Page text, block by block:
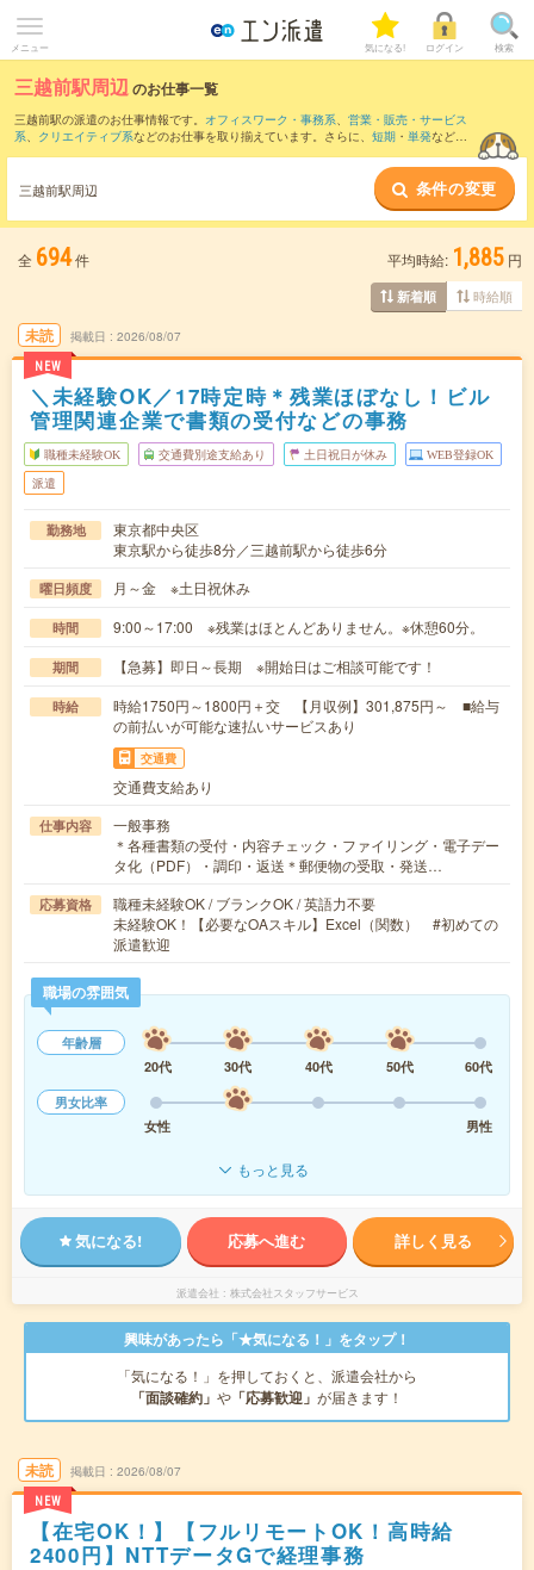
メニュー 気になる! ログイン 検索
三越前駅周辺のお仕事一覧
三越前駅の派遣のお仕事情報です。 オフィスワーク・事務系、 営業・販売・サービス
系、 クリエイティブ系などのお仕事を取り揃えています。さらに、 短期 ・ 単発などの
また、東京駅・
など近隣駅のお仕事もご
確認いただけます。
三越前駅周辺 条件の変更
全 694件 平均時給: 1,885 円
新着順 時給順
未読
NEW
掲載日 2026/08/07
＼未経験OK／17時定時＊残業ほぼなし！ビル
管理関連企業で書類の受付などの事務
職種未経験OK 交通費別途支給あり 土日祝日が休み WEB登録OK
派遣
勤務地
東京都中央区
東京駅から徒歩8分／三越前駅から徒歩6分
曜日頻度 月～金 ※土日祝休み
時間 9:00～17:00 ※残業はほとんどありません。※休憩60分。
期間 【急募】即日～長期 ※開始日はご相談可能です！
時給
時給1750円～1800円＋交 【月収例】301,875円～ ■給与
の前払いが可能な速払いサービスあり
交通費
交通費支給あり
仕事内容
一般事務
＊各種書類の受付・内容チェック・ファイリング・電子デー
タ化（PDF）・調印・返送＊郵便物の受取・発送…
応募資格
職種未経験OK / ブランクOK / 英語力不要
未経験OK！【必要なOAスキル】Excel（関数） #初めての
派遣歓迎
職場の雰囲気
年齢層
20代
30代 40代 50代
60代
男女比率
女性
男性
もっと見る
気になる! 応募へ進む 詳しく見る
派遣会社 株式会社スタッフサービス
興味があったら「★気になる！」をタップ！
「気になる！」を押しておくと、派遣会社から
「面談確約」 や 「応募歓迎」 が届きます！
未読
NEW
掲載日 2026/08/07
【在宅OK！】【フルリモートOK！高時給
2400円】NTTデータGで経理事務